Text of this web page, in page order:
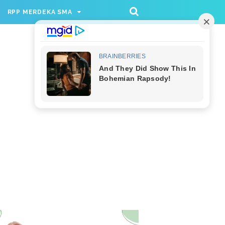
[336, 280], 'div-gpt-ad-1733174991559-
RPP MERDEKA SMA